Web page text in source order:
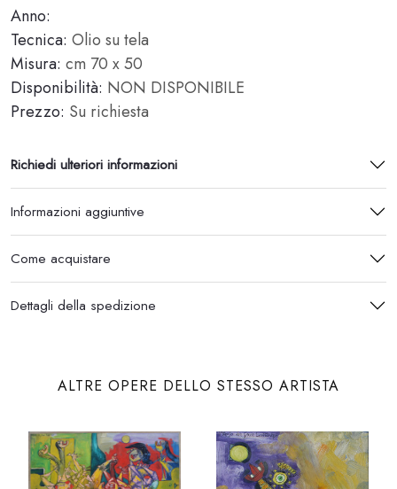
Anno:
Tecnica: Olio su tela
Misura: cm 70 x 50
Disponibilità: NON DISPONIBILE
Prezzo: Su richiesta
Richiedi ulteriori informazioni
Informazioni aggiuntive
Come acquistare
Dettagli della spedizione
ALTRE OPERE DELLO STESSO ARTISTA